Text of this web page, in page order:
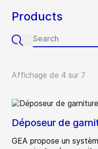
Products
Affichage de 4 sur 7
Déposeur de
GEA propose un